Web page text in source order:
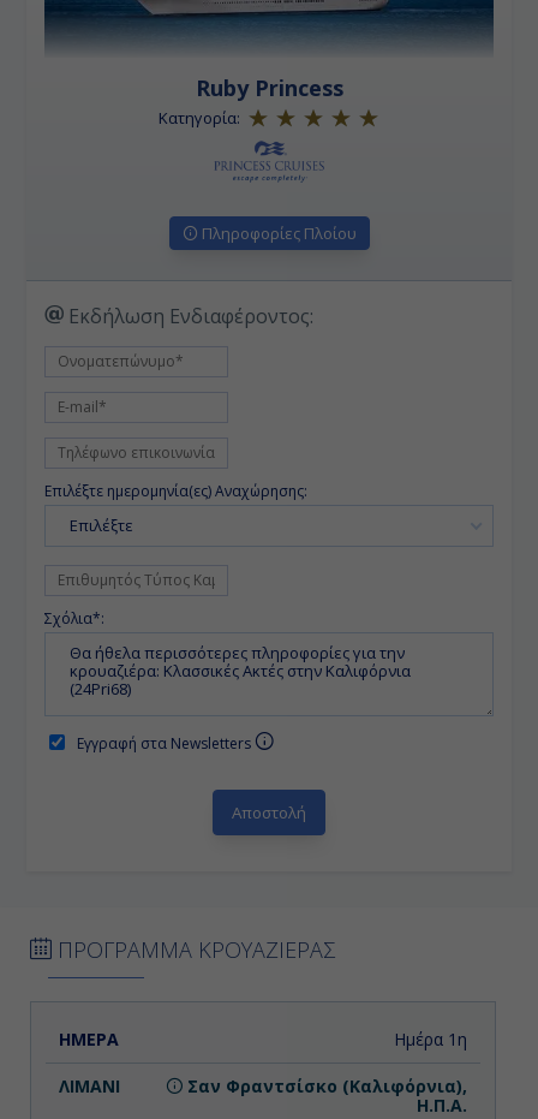
Ruby Princess
Κατηγορία:
Πληροφορίες Πλοίου
Εκδήλωση Ενδιαφέροντος:
Επιλέξτε ημερομηνία(ες) Αναχώρησης:
Επιλέξτε
Σχόλια*:
Εγγραφή στα Newsletters
ΠΡΟΓΡΑΜΜΑ ΚΡΟΥΑΖΙΕΡΑΣ
ΗΜΕΡΑ ΑΝΑΧΩΡΗΣΗ
Ημέρα 1η
Σαν Φραντσίσκο (Καλιφόρνια),
Η.Π.Α.